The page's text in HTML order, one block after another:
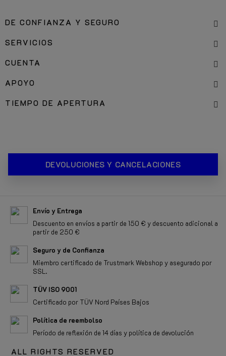
DE CONFIANZA Y SEGURO
SERVICIOS
CUENTA
APOYO
TIEMPO DE APERTURA
DEVOLUCIONES Y CANCELACIONES
Envío y Entrega
Descuento en envíos a partir de 150 € y descuento adicional a
partir de 250 €
Seguro y de Confianza
Miembro certificado de Trustmark Webshop y asegurado por
SSL.
TÜV ISO 9001
Certificado por TÜV Nord Países Bajos
Política de reembolso
Período de reflexión de 14 días y política de devolución
ALL RIGHTS RESERVED